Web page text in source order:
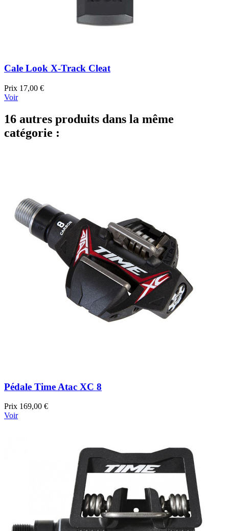
Cale Look X-Track Cleat
Prix 17,00 €
Voir
16 autres produits dans la même
catégorie :
Pédale Time Atac XC 8
Prix 169,00 €
Voir